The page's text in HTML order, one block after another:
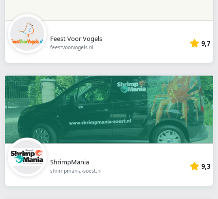
Feest Voor Vogels
feestvoorvogels.nl 9,7
ShrimpMania
shrimpmania-soest.nl 9,3